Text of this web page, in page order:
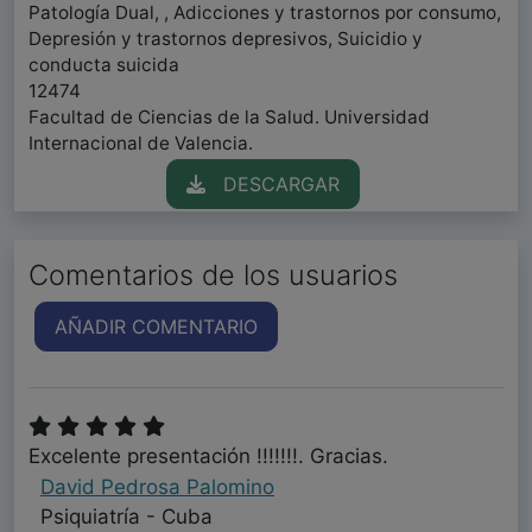
Patología Dual, , Adicciones y trastornos por consumo,
Depresión y trastornos depresivos, Suicidio y
conducta suicida
12474
Facultad de Ciencias de la Salud. Universidad
Internacional de Valencia.
DESCARGAR
Comentarios de los usuarios
AÑADIR COMENTARIO
Excelente presentación !!!!!!!. Gracias.
David Pedrosa Palomino
Psiquiatría - Cuba